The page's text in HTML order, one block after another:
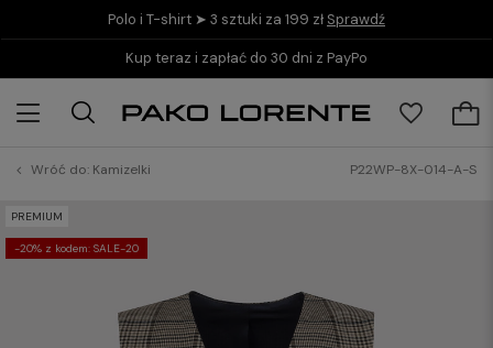
Polo i T-shirt ➤ 3 sztuki za 199 zł Sprawdź
Kup teraz i zapłać do 30 dni z PayPo
Wróć do: Kamizelki P22WP-8X-014-A-S
PREMIUM
-20% z kodem: SALE-20